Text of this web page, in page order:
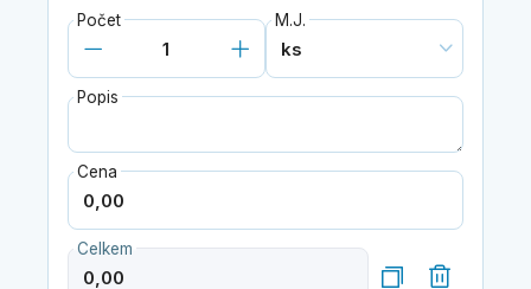
Počet M.J.
Popis
Cena
Celkem